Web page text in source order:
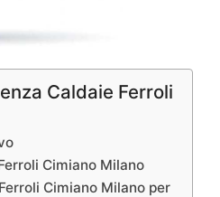
Caldaie Ferroli
Cimiano Milano
Cimiano Milano per